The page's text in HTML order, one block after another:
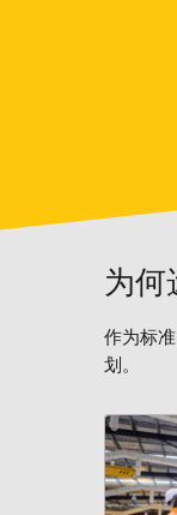
为
作为标
划。